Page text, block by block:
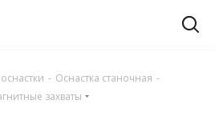
- Оснастка станочная -
захваты